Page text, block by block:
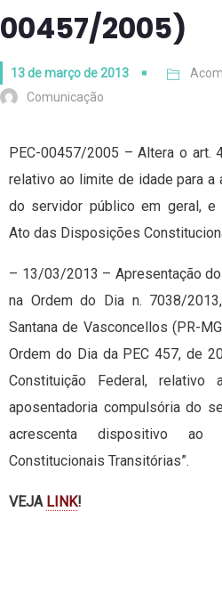
00457/2005)
13 de março de 2013
Comunicação
PEC-00457/2005 – Altera o art.
relativo ao limite de idade para a
do servidor público em geral, e
Ato das Disposições
– 13/03/2013 – Apresentação
na Ordem do Dia n. 7038/
Santana de Vasconcellos (PR-
Ordem do Dia da PEC 457, de
Constituição Federal,
aposentadoria compulsória do
acrescenta dispositivo
Constitucionais Transitórias”.
VEJA LINK!